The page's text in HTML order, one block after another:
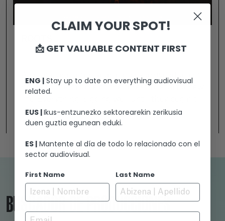
house in the middle of the forest to start a new
be harassed by a sinister ghost who wants to
take Zigor away. From that moment on, the
they will be subjected to a supernatural trial in
which they will have to face their ghosts. And
not everyone is prepared to survive their
ghosts.
Ver +
BUSCADOR DE PRODUCCIONES
CLAIM YOUR SPOT!
📩 GET VALUABLE CONTENT FIRST
ENG | Stay up to date on everything audiovisual
related.
EUS |Ikus-entzunezko sektorearekin zerikusia
duen guztia egunean eduki.
ES | Mantente al día de todo lo relacionado con el
sector audiovisual.
First Name Last Name
Email